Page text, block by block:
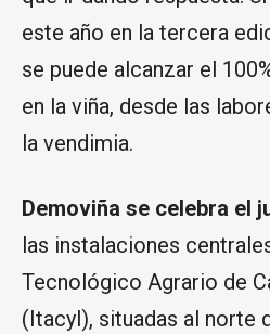
este año en la tercera
se puede alcanzar el
en la viña, desde las
la vendimia.
Demoviña se celebra el
las instalaciones
Tecnológico Agrario de
(Itacyl), situadas al norte